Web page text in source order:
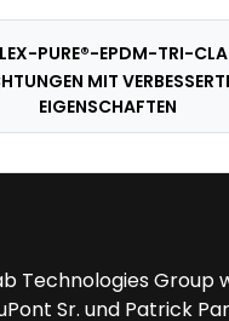
PURE®-EPDM-TRI-
MIT
EIGENSCHAFTEN
Technologies Group
Sr. und Patrick